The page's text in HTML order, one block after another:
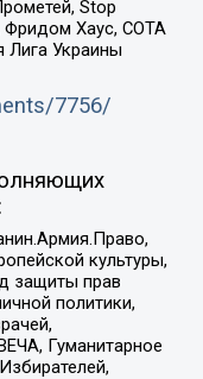
Stop
Фридом Хаус, СОТА
Лига Украины
7756/
культуры,
защиты прав
политики,
Гуманитарное